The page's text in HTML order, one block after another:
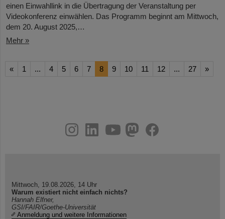
einen Einwahllink in die Übertragung der Veranstaltung per
Videokonferenz einwählen. Das Programm beginnt am Mittwoch,
dem 20. August 2025,…
Mehr »
« 1 ... 4 5 6 7 8 9 10 11 12 ... 27 »
youtube
helmholtz.social
facebook
Mittwoch, 19.08.2026, 14 Uhr
Warum existiert nicht einfach nichts?
Hannah Elfner,
GSI/FAIR/Goethe-Universität
Anmeldung und weitere Informationen